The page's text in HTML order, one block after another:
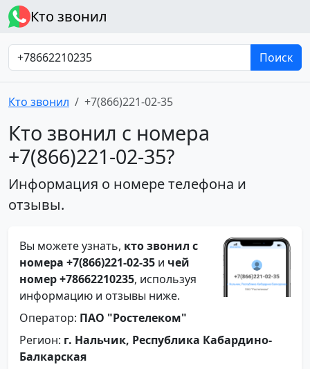
Кто звонил
Поиск
Кто звонил +7(866)221-02-35
Кто звонил с номера
+7(866)221-02-35?
Информация о номере телефона и
отзывы.
Вы можете узнать, кто звонил с
номера +7(866)221-02-35 и чей
номер +78662210235, используя
информацию и отзывы ниже.
Оператор: ПАО "Ростелеком"
Регион: г. Нальчик, Республика Кабардино-
Балкарская